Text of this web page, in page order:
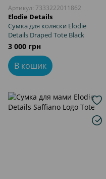
Артикул: 7333222011862
Elodie Details
Сумка для коляски Elodie
Details Draped Tote Black
3 000 грн
В кошик